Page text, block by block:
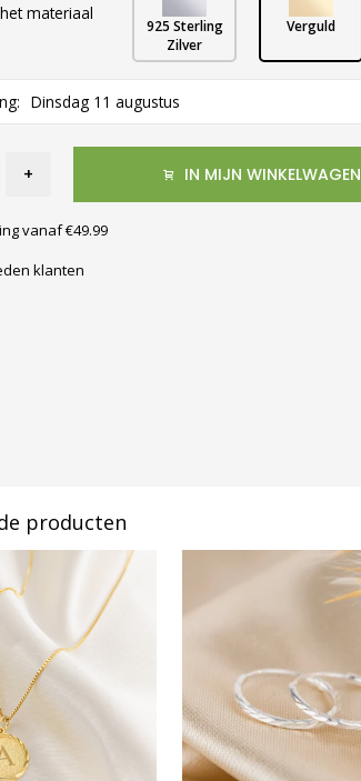
materiaal
925 Sterling
Zilver
Verguld
Dinsdag 11 augustus
+ IN MIJN WINKELWAGEN
vanaf €49.99
klanten
producten